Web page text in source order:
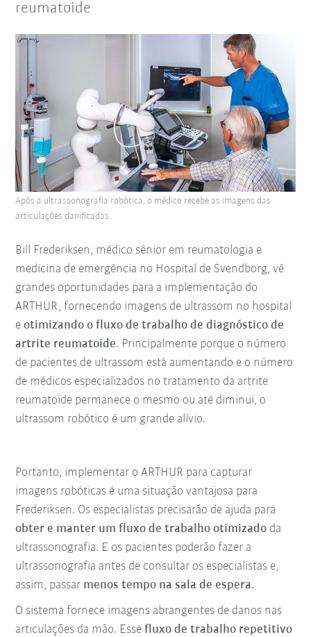
reumatoide
Bill Frederiksen, médico sênior em reumatologia e
medicina de emergência no Hospital de Svendborg, vê
grandes oportunidades para a implementação do
ARTHUR, fornecendo imagens de ultrassom no hospital
eotimizando o fluxo de trabalho de diagnóstico de
artrite reumatoide. Principalmente porque o número
de pacientes de ultrassom está aumentando e o número
de médicos especializados no tratamento da artrite
reumatoide permanece o mesmo ou até diminui, o
ultrassom robótico é um grande alívio.
Após a ultrassonografia robótica, o médico recebe as imagens das
articulações danificadas.
Portanto, implementar o ARTHUR para capturar
imagens robóticas é uma situação vantajosa para
Frederiksen. Os especialistas precisarão de ajuda para
obter e manter um fluxo de trabalho otimizado da
ultrassonografia. E os pacientes poderão fazer a
ultrassonografia antes de consultar os especialistas e,
assim, passar menos tempo na sala de espera.
O sistema fornece imagens abrangentes de danos nas
articulações da mão. Essefluxo de trabalho repetitivo